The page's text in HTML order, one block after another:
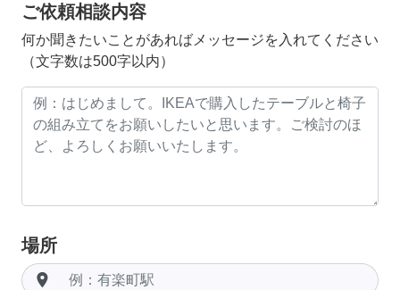
ご依頼相談内容
何か聞きたいことがあればメッセージを入れてください
（文字数は500字以内）
場所
room